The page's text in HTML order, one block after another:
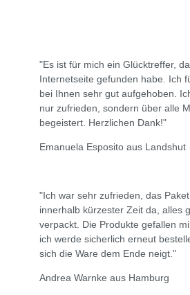
"Es ist für mich ein Glücktreffer,
Internetseite gefunden habe. Ich
bei Ihnen sehr gut aufgehoben.
nur zufrieden, sondern über alle
begeistert. Herzlichen Dank!"
Emanuela Esposito aus Landshut
"Ich war sehr zufrieden, das
innerhalb kürzester Zeit da, alles
verpackt. Die Produkte gefallen
ich werde sicherlich erneut
sich die Ware dem Ende neigt."
Andrea Warnke aus Hamburg